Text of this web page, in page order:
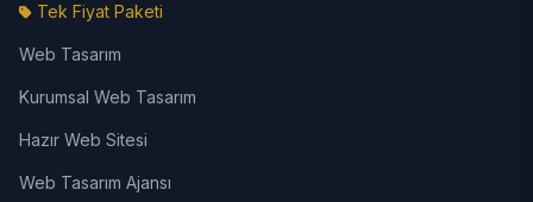
Tek Fiyat Paketi
Web Tasarım
Kurumsal Web Tasarım
Hazır Web Sitesi
Web Tasarım Ajansı